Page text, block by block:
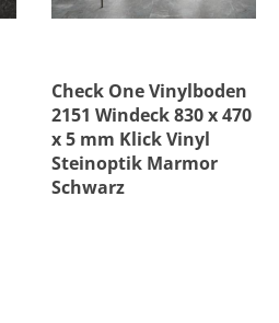
Check One Vinylboden
2151 Windeck 830 x 470
x 5 mm Klick Vinyl
Steinoptik Marmor
Schwarz